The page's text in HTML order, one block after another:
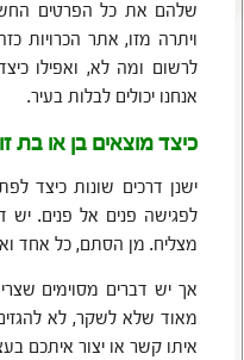
שלהם את כל הפרטים
ויתרה מזו, אתר הכרויות
לרשום ומה לא, ואפילו
אנחנו יכולים לבלות בעיר.
כיצד מוצאים בן או בת
ישנן דרכים שונות כיצד
לפגישה פנים אל פנים.
מצליח. מן הסתם, כל אחד
אך יש דברים מסוימים
מאוד שלא לשקר, לא
איתו קשר או יצור איתכם